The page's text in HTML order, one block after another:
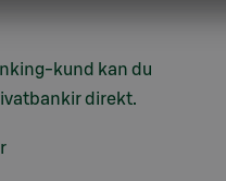
kund kan du
direkt.